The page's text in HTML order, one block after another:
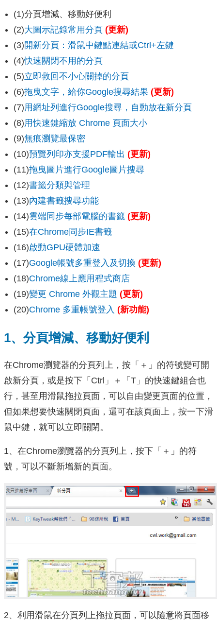
(1)分頁增減、移動好便利
(2)大圖示記錄常用分頁 (更新)
(3)開新分頁：滑鼠中鍵點連結或Ctrl+左鍵
(4)快速關閉不用的分頁
(5)立即救回不小心關掉的分頁
(6)拖曳文字，給你Google搜尋結果 (更新)
(7)用網址列進行Google搜尋，自動放在新分頁
(8)用快速鍵縮放 Chrome 頁面大小
(9)無痕瀏覽最保密
(10)預覽列印亦支援PDF輸出 (更新)
(11)拖曳圖片進行Google圖片搜尋
(12)書籤分類與管理
(13)內建書籤搜尋功能
(14)雲端同步每部電腦的書籤 (更新)
(15)在Chrome同步IE書籤
(16)啟動GPU硬體加速
(17)Google帳號多重登入及切換 (更新)
(18)Chrome線上應用程式商店
(19)變更 Chrome 外觀主題 (更新)
(20)Chrome 多重帳號登入 (新功能)
1、分頁增減、移動好便利
在Chrome瀏覽器的分頁列上，按「＋」的符號變可開
啟新分頁，或是按下「Ctrl」＋「T」的快速鍵組合也
行，甚至用滑鼠拖拉頁面，可以自由變更頁面的位置，
但如果想要快速關閉頁面，還可在該頁面上，按一下滑
鼠中鍵，就可以立即關閉。
1、在Chrome瀏覽器的分頁列上，按下「＋」的符
號，可以不斷新增新的頁面。
2、利用滑鼠在分頁列上拖拉頁面，可以隨意將頁面移